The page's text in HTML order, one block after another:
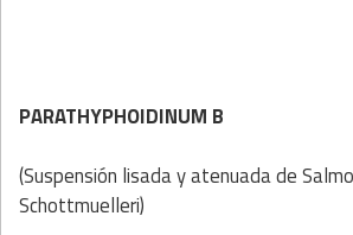
PARATHYPHOIDINUM B
(Suspensión lisada y atenuada de
Schottmuelleri)